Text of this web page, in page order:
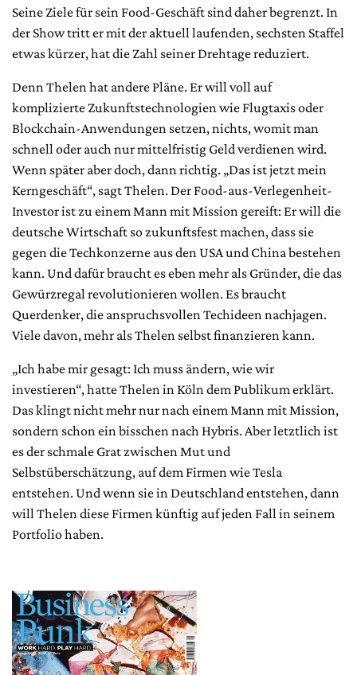
Seine Ziele für sein Food-Geschäft sind daher begrenzt. In
der Show tritt er mit der aktuell laufenden, sechsten Staffel
etwas kürzer, hat die Zahl seiner Drehtage reduziert.
Denn Thelen hat andere Pläne. Er will voll auf
komplizierte Zukunftstechnologien wie Flugtaxis oder
Blockchain-Anwendungen setzen, nichts, womit man
schnell oder auch nur mittelfristig Geld verdienen wird.
Wenn später aber doch, dann richtig. „Das ist jetzt mein
Kerngeschäft“, sagt Thelen. Der Food-aus-Verlegenheit-
Investor ist zu einem Mann mit Mission gereift: Er will die
deutsche Wirtschaft so zukunftsfest machen, dass sie
gegen die Techkonzerne aus den USA und China bestehen
kann. Und dafür braucht es eben mehr als Gründer, die das
Gewürzregal revolutionieren wollen. Es braucht
Querdenker, die anspruchsvollen Techideen nachjagen.
Viele davon, mehr als Thelen selbst finanzieren kann.
„Ich habe mir gesagt: Ich muss ändern, wie wir
investieren“, hatte Thelen in Köln dem Publikum erklärt.
Das klingt nicht mehr nur nach einem Mann mit Mission,
sondern schon ein bisschen nach Hybris. Aber letztlich ist
es der schmale Grat zwischen Mut und
Selbstüberschätzung, auf dem Firmen wie Tesla
entstehen. Und wenn sie in Deutschland entstehen, dann
will Thelen diese Firmen künftig auf jeden Fall in seinem
Portfolio haben.